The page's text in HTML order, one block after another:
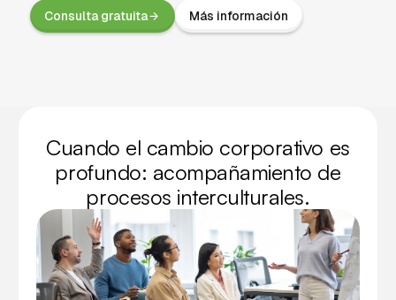
Consulta gratuita Más información
Cuando el cambio corporativo es
profundo: acompañamiento de
procesos interculturales.